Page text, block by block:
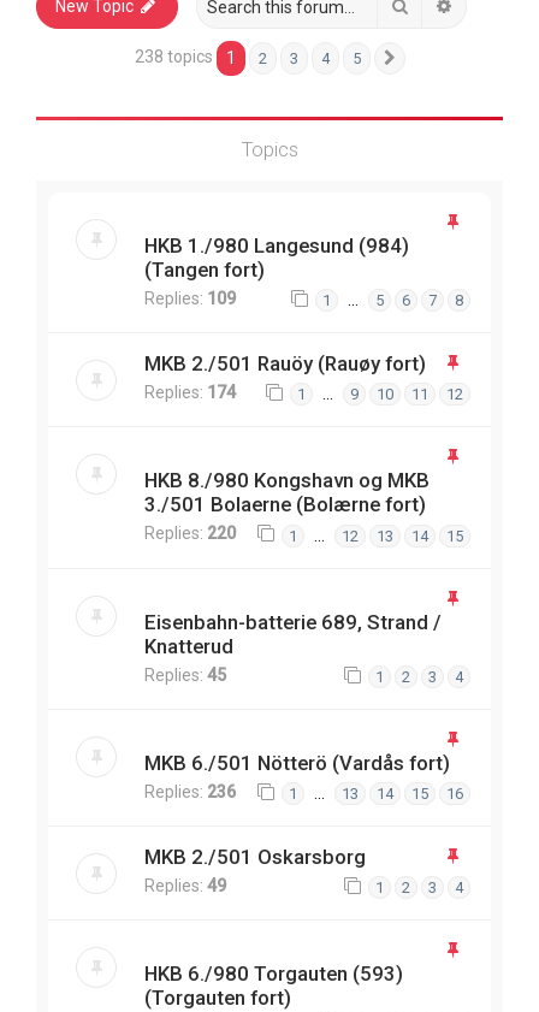
New Topic Search
238 topics 1 2 3 4 5
Topics
HKB 1./980 Langesund (984)
(Tangen fort)
Replies: 109 1 … 5 6 7 8
MKB 2./501 Rauöy (Rauøy fort)
Replies: 174 1 … 9 10 11 12
HKB 8./980 Kongshavn og MKB
3./501 Bolaerne (Bolærne fort)
Replies: 220 1 12 13 14 15
Eisenbahn-batterie 689, Strand /
Knatterud
Replies: 45 1 2 3 4
MKB 6./501 Nötterö (Vardås fort)
Replies: 236 1 13 14 15 16
MKB 2./501 Oskarsborg
Replies: 49 1 2 3 4
HKB 6./980 Torgauten (593)
(Torgauten fort)